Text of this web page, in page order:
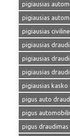
pigiausias
pigiausias
pigiausias
pigiausias
pigiausias
pigiausias
pigiausias kasko
pigus auto
pigus
pigus